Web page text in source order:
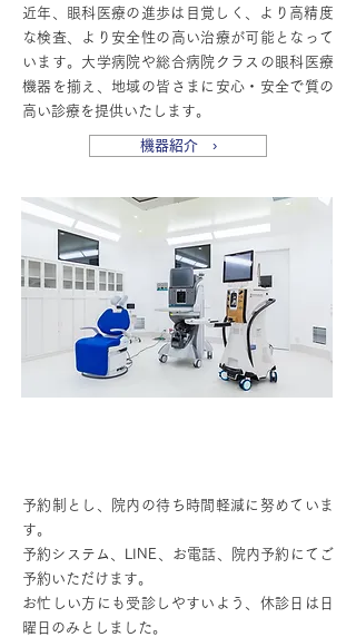
近年、​眼科医療の進歩は目覚しく、より高精度
な検査、より安全性の高い治療が可能となって
います。 大学病院や総合病院クラスの眼科医療
機器を揃え、地域の皆さまに安心・安全で質の
高い診療を提供いたします。​
機器紹介 ›
予約制とし、院内の待ち時間軽減に努めていま
す。
予約システム、LINE、お電話、院内予約にてご
予約いただけます。
お忙しい方にも受診しやすいよう、休診日は日
曜日のみとしました。